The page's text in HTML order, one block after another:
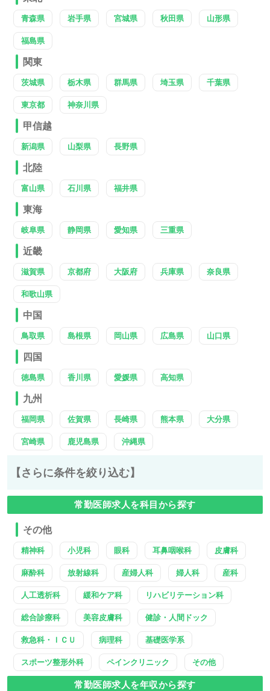
青森県 岩手県 宮城県 秋田県 山形県
福島県
関東
茨城県 栃木県 群馬県 埼玉県 千葉県
東京都 神奈川県
甲信越
新潟県 山梨県 長野県
北陸
富山県 石川県 福井県
東海
岐阜県 静岡県 愛知県 三重県
近畿
滋賀県 京都府 大阪府 兵庫県 奈良県
和歌山県
中国
鳥取県 島根県 岡山県 広島県 山口県
四国
徳島県 香川県 愛媛県 高知県
九州
福岡県 佐賀県 長崎県 熊本県 大分県
宮崎県 鹿児島県 沖縄県
【さらに条件を絞り込む】
常勤医師求人を科目から探す
その他
精神科 小児科 眼科 耳鼻咽喉科 皮膚科
麻酔科 放射線科 産婦人科 婦人科 産科
人工透析科 緩和ケア科 リハビリテーション科
総合診療科 美容皮膚科 健診・人間ドック
救急科・ＩＣＵ 病理科 基礎医学系
スポーツ整形外科 ペインクリニック その他
常勤医師求人を年収から探す